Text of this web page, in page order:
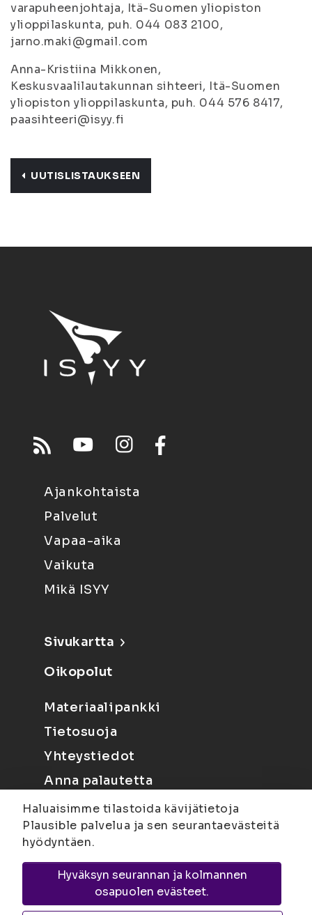
varapuheenjohtaja, Itä-Suomen yliopiston
ylioppilaskunta, puh. 044 083 2100,
jarno.maki@gmail.com
Anna-Kristiina Mikkonen,
Keskusvaalilautakunnan sihteeri, Itä-Suomen
yliopiston ylioppilaskunta, puh. 044 576 8417,
paasihteeri@isyy.fi
UUTISLISTAUKSEEN
Ajankohtaista
Palvelut
Vapaa-aika
Vaikuta
Mikä ISYY
Sivukartta
Oikopolut
Materiaalipankki
Tietosuoja
Yhteystiedot
Anna palautetta
Joensuu
Suvantokatu 6, 80100 Joensuu |
KuopioYliopistonranta 15, PL 1627, 70211
Haluaisimme tilastoida kävijätietoja
Plausible palvelua ja sen seurantaevästeitä
hyödyntäen.
Hyväksyn seurannan ja kolmannen
osapuolen evästeet.